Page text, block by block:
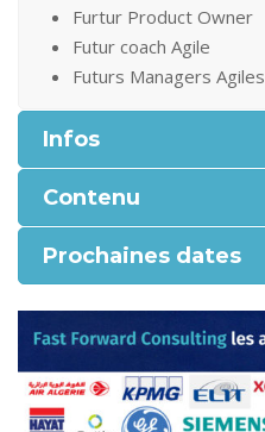
Furtur Product Owner
Futur coach Agile
Futurs Managers Agiles
Infos
Contenu
Prochaines dates